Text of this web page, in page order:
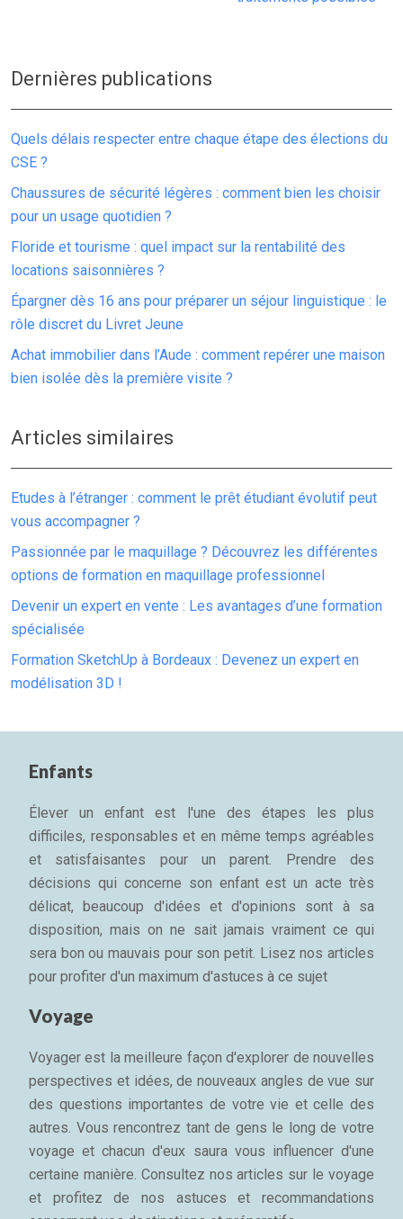
Dernières publications
Quels délais respecter entre chaque étape des élections du
CSE ?
Chaussures de sécurité légères : comment bien les choisir
pour un usage quotidien ?
Floride et tourisme : quel impact sur la rentabilité des
locations saisonnières ?
Épargner dès 16 ans pour préparer un séjour linguistique : le
rôle discret du Livret Jeune
Achat immobilier dans l’Aude : comment repérer une maison
bien isolée dès la première visite ?
Articles similaires
Etudes à l’étranger : comment le prêt étudiant évolutif peut
vous accompagner ?
Passionnée par le maquillage ? Découvrez les différentes
options de formation en maquillage professionnel
Devenir un expert en vente : Les avantages d’une formation
spécialisée
Formation SketchUp à Bordeaux : Devenez un expert en
modélisation 3D !
Enfants
Élever un enfant est l'une des étapes les plus
difficiles, responsables et en même temps agréables
et satisfaisantes pour un parent. Prendre des
décisions qui concerne son enfant est un acte très
délicat, beaucoup d'idées et d'opinions sont à sa
disposition, mais on ne sait jamais vraiment ce qui
sera bon ou mauvais pour son petit. Lisez nos articles
pour profiter d'un maximum d'astuces à ce sujet
Voyage
Voyager est la meilleure façon d'explorer de nouvelles
perspectives et idées, de nouveaux angles de vue sur
des questions importantes de votre vie et celle des
autres. Vous rencontrez tant de gens le long de votre
voyage et chacun d'eux saura vous influencer d'une
certaine manière. Consultez nos articles sur le voyage
et profitez de nos astuces et recommandations